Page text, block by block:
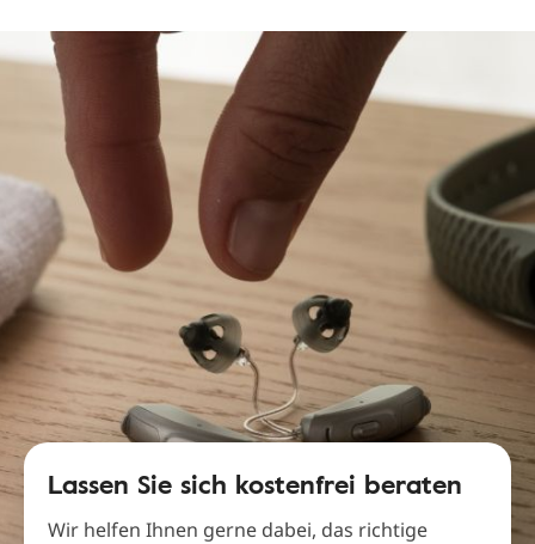
Lassen Sie sich kostenfrei beraten
Wir helfen Ihnen gerne dabei, das richtige